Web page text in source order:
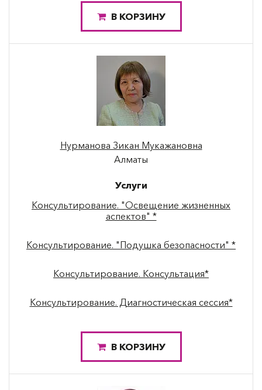
В КОРЗИНУ
Нурманова Зикан Мукажановна
Алматы
Услуги
Консультирование. "Освещение жизненных
аспектов" *
Консультирование. "Подушка безопасности" *
Консультирование. Консультация*
Консультирование. Диагностическая сессия*
В КОРЗИНУ